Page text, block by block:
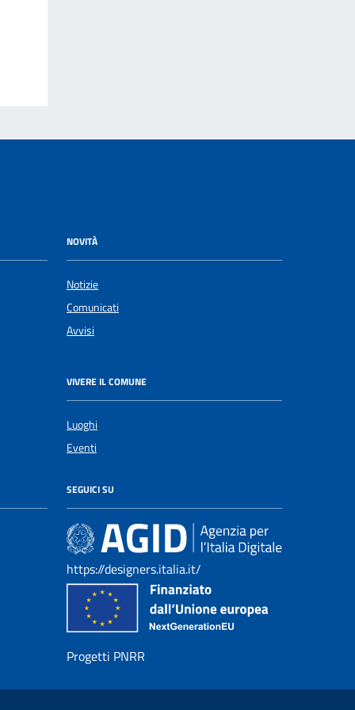
NOVITÀ
Notizie
Comunicati
Avvisi
VIVERE IL COMUNE
Luoghi
Eventi
SEGUICI SU
https://designers.italia.it/
Progetti PNRR